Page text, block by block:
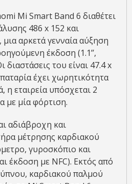
Mi Smart Band 6 διαθέτει
486 x 152 και
αρκετά γενναία αύξηση
έκδοση (1.1’’,
διαστάσεις του είναι 47.4 x
έχει χωρητικότητα
η εταιρεία υπόσχεται 2
με μία φόρτιση.
αδιάβροχη και
μέτρησης καρδιακού
γυροσκόπιο και
έκδοση με NFC). Εκτός από
καρδιακού παλμού